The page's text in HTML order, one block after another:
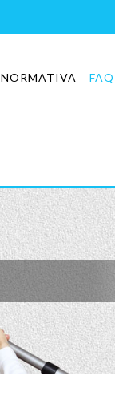
NORMATIVA FAQ